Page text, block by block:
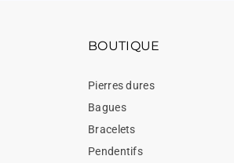
BOUTIQUE
Pierres dures
Bagues
Bracelets
Pendentifs